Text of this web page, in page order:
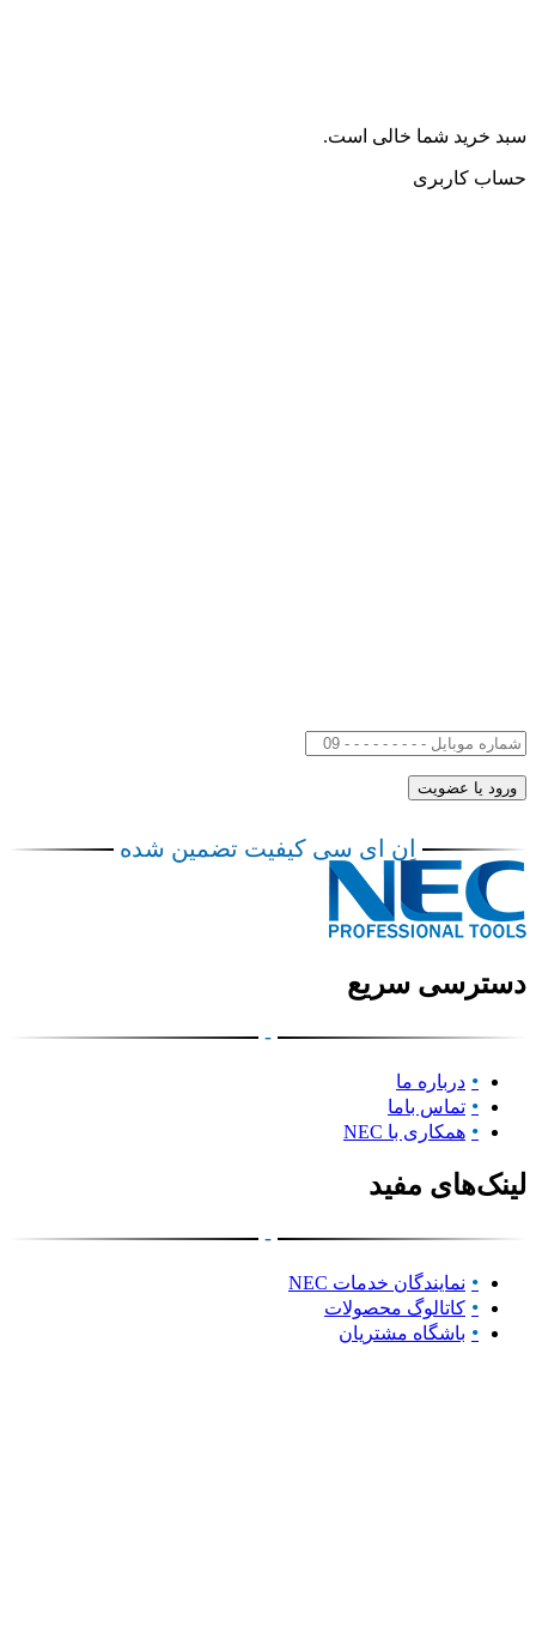
سبد خرید شما خالی است.
حساب کاربری
اِن ای سی کیفیت تضمین شده
دسترسی سریع
-
درباره ما
تماس باما
همکاری با NEC
لینک‌های مفید
-
نمایندگان خدمات NEC
کاتالوگ محصولات
باشگاه مشتریان